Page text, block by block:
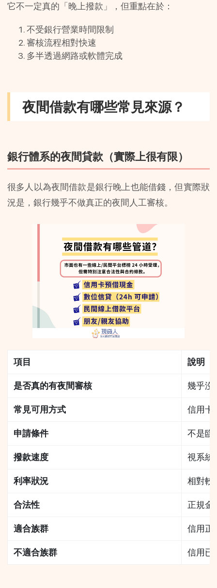
它不一定真的「晚上撥款」，但重點在於：
不受銀行營業時間限制
審核流程相對快速
多半透過網路或軟體完成
夜間借款有哪些常見來源？
銀行體系的夜間貸款（實際上很有限）
很多人以為夜間借款是銀行晚上也能借錢，但實際狀
況是，銀行幾乎不做真正的夜間人工審核。
項目 說明
是否真的有夜間審核 幾乎沒
常見可用方式 信用卡
申請條件 不是臨
撥款速度 視系統
利率狀況 相對較
合法性 正規金
適合族群 信用正
不適合族群 信用已